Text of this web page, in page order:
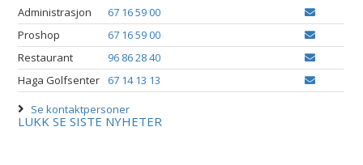
Administrasjon
67 16 59 00
Proshop
67 16 59 00
Restaurant
96 86 28 40
Haga Golfsenter
67 14 13 13
Se kontaktpersoner
LUKK SE SISTE NYHETER